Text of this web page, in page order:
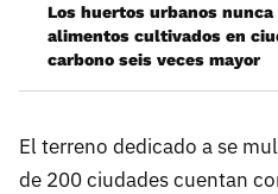
Los huertos urbanos
alimentos cultivados en
carbono seis veces mayor
El terreno dedicado a se
de 200 ciudades cuentan